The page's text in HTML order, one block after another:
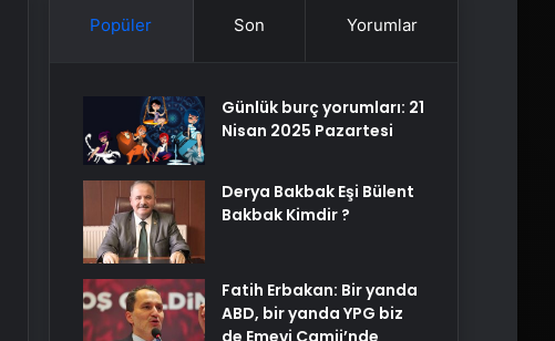
Popüler Son Yorumlar
Günlük burç yorumları: 21
Nisan 2025 Pazartesi
Derya Bakbak Eşi Bülent
Bakbak Kimdir ?
Fatih Erbakan: Bir yanda
ABD, bir yanda YPG biz